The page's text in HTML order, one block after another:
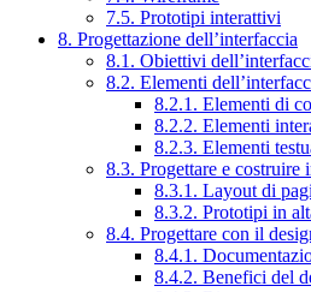
7.5. Prototipi interattivi
8. Progettazione dell’interfaccia
8.1. Obiettivi
8.2. Elementi
8.2.1. Elementi di
8.2.2. Elementi
8.2.3. Elementi
8.3. Progettare e costruire
8.3.1. Layout di
8.3.2. Prototipi in
8.4. Progettare con il
8.4.1.
8.4.2. Benefici del